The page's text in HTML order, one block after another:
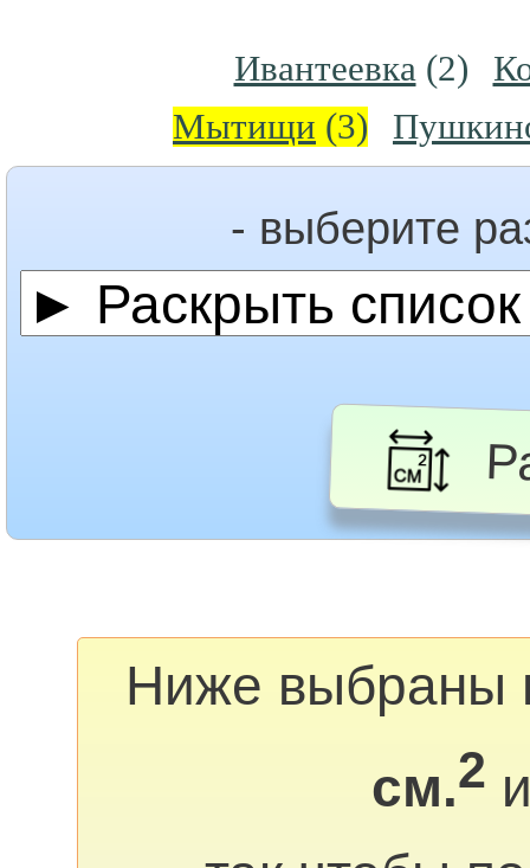
Ивантеевка (2)
Мытищи (3)
- выберите
Ниже выбраны
см.2